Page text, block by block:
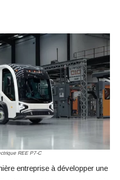
REE P7-C
entreprise à développer une